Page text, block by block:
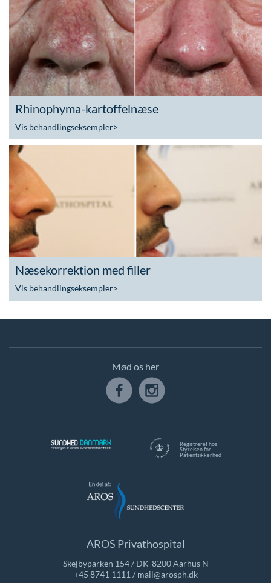
Rhinophyma-kartoffelnæse
Vis behandlingseksempler>
Næsekorrektion med filler
Vis behandlingseksempler>
Registreret hos
Styrelsen for
Patientsikkerhed
Mød os her
AROS Privathospital
Skejbyparken 154 / DK-8200 Aarhus N
+45 8741 1111/ mail@arosph.dk